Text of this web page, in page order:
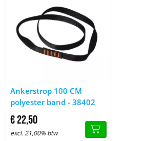
Image Ankerstrop 100 CM polyester
Ankerstrop 100 CM
polyester band - 38402
€22,50
excl. 21,00% btw